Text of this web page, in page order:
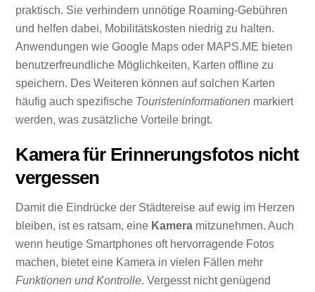
praktisch. Sie verhindern unnötige Roaming-Gebühren
und helfen dabei, Mobilitätskosten niedrig zu halten.
Anwendungen wie Google Maps oder MAPS.ME bieten
benutzerfreundliche Möglichkeiten, Karten offline zu
speichern. Des Weiteren können auf solchen Karten
häufig auch spezifische Touristeninformationen markiert
werden, was zusätzliche Vorteile bringt.
Kamera für Erinnerungsfotos nicht
vergessen
Damit die Eindrücke der Städtereise auf ewig im Herzen
bleiben, ist es ratsam, eine Kamera mitzunehmen. Auch
wenn heutige Smartphones oft hervorragende Fotos
machen, bietet eine Kamera in vielen Fällen mehr
Funktionen und Kontrolle. Vergesst nicht genügend